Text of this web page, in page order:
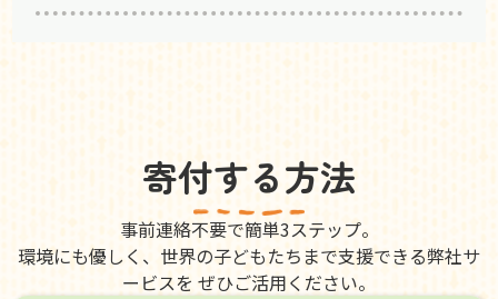
寄付する方法
事前連絡不要で簡単3ステップ。
環境にも優しく、世界の子どもたちまで支援できる弊社サ
ービスを ぜひご活用ください。